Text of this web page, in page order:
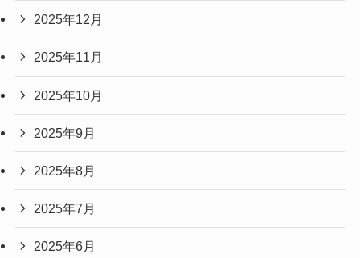
2025年12月
2025年11月
2025年10月
2025年9月
2025年8月
2025年7月
2025年6月